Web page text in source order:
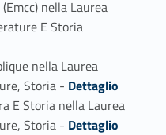
nella Laurea
E Storia
nella Laurea
Storia - Link identifier #identifier_person_92787-5
Dettaglio
E Storia nella Laurea
Storia - Link identifier #identifier_person_175133-6
Dettaglio